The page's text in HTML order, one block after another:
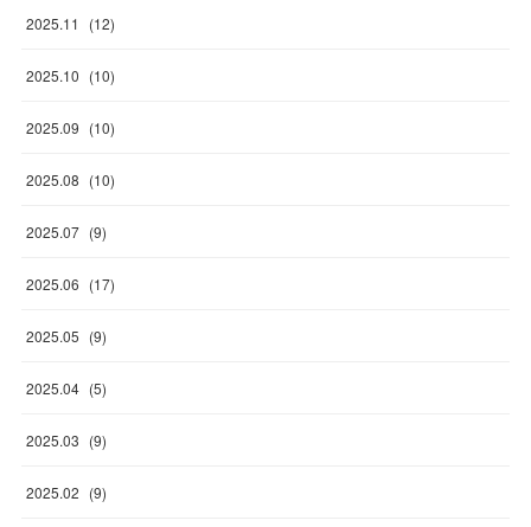
2025.11 (12)
2025.10 (10)
2025.09 (10)
2025.08 (10)
2025.07 (9)
2025.06 (17)
2025.05 (9)
2025.04 (5)
2025.03 (9)
2025.02 (9)